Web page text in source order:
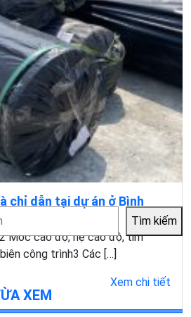
chỉ dẫn tại dự án ở Bình
Móc cao độ, hệ cao độ, tim
công trình3 Các […]
Xem chi tiết
Tìm kiếm
XEM